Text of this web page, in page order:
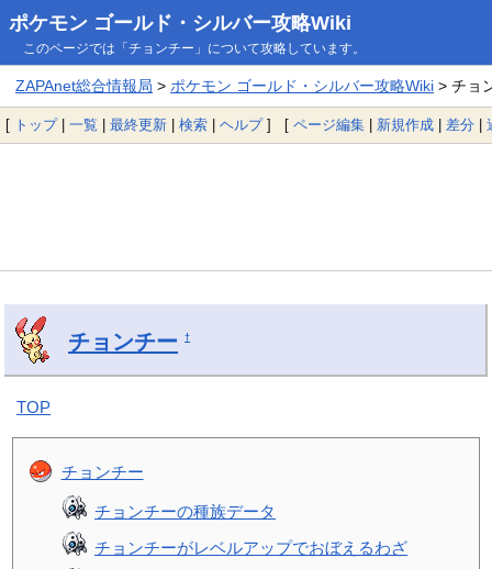
ポケモン ゴールド・シルバー攻略Wiki
このページでは「チョンチー」について攻略しています。
ZAPAnet総合情報局 > ポケモン ゴールド・シルバー攻略Wiki> チョ
[ トップ| 一覧 | 最終更新 | 検索 | ヘルプ] [ ページ編集 | 新規作成 | 差分 |
チョンチー †
TOP
チョンチー
チョンチーの種族データ
チョンチーがレベルアップでおぼえるわざ